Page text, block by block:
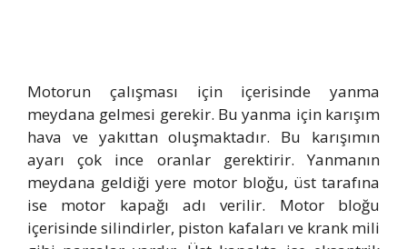
Motorun çalışması için içerisinde yanma
meydana gelmesi gerekir. Bu yanma için karışım
hava ve yakıttan oluşmaktadır. Bu karışımın
ayarı çok ince oranlar gerektirir. Yanmanın
meydana geldiği yere motor bloğu, üst tarafına
ise motor kapağı adı verilir. Motor bloğu
içerisinde silindirler, piston kafaları ve krank mili